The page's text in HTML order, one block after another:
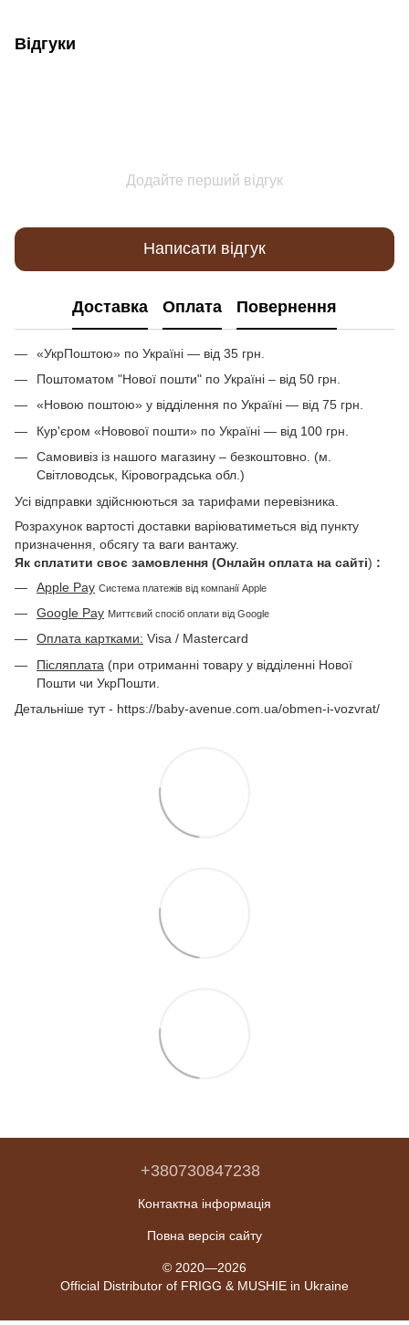
Відгуки
Додайте перший відгук
Написати відгук
Доставка Оплата Повернення
«УкрПоштою» по Україні — від 35 грн.
Поштоматом "Нової пошти" по Україні – від 50 грн.
«Новою поштою» у відділення по Україні — від 75 грн.
Кур'єром «Новової пошти» по Україні — від 100 грн.
Самовивіз із нашого магазину – безкоштовно. (м.
Світловодськ, Кіровоградська обл.)
Усі відправки здійснюються за тарифами перевізника.
Розрахунок вартості доставки варіюватиметься від пункту
призначення, обсягу та ваги вантажу.
Як сплатити своє замовлення (Онлайн оплата на сайті) :
Apple Pay Система платежів від компанії Apple
Google Pay Миттєвий спосіб оплати від Google
Оплата картками: Visa / Mastercard
Післяплата (при отриманні товару у відділенні Нової
Пошти чи УкрПошти.
Детальніше тут - https://baby-avenue.com.ua/obmen-i-vozvrat/
+380730847238
Контактна інформація
Повна версія сайту
© 2020—2026
Official Distributor of FRIGG & MUSHIE in Ukraine